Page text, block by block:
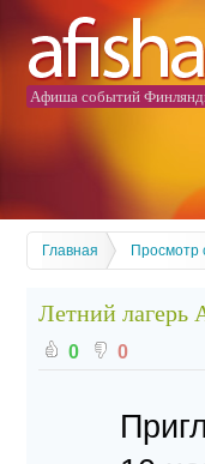
Афиша событий
Главная Просмотр
Летний лагерь
0 0